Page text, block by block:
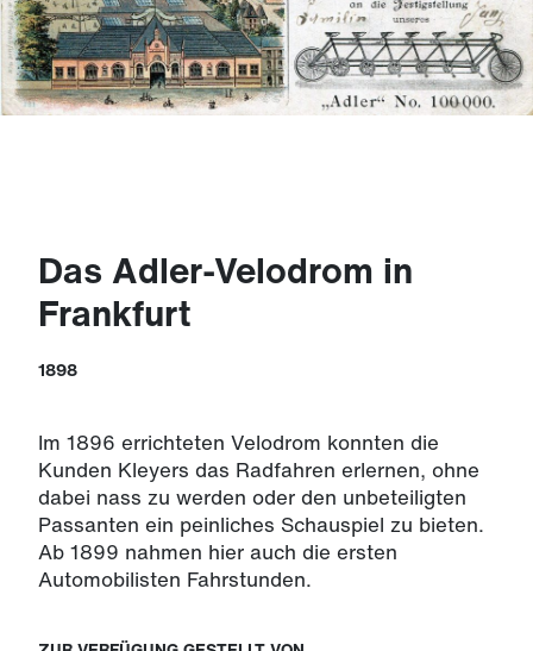
Das Adler-Velodrom in
Frankfurt
1898
Im 1896 errichteten Velodrom konnten die
Kunden Kleyers das Radfahren erlernen, ohne
dabei nass zu werden oder den unbeteiligten
Passanten ein peinliches Schauspiel zu bieten.
Ab 1899 nahmen hier auch die ersten
Automobilisten Fahrstunden.